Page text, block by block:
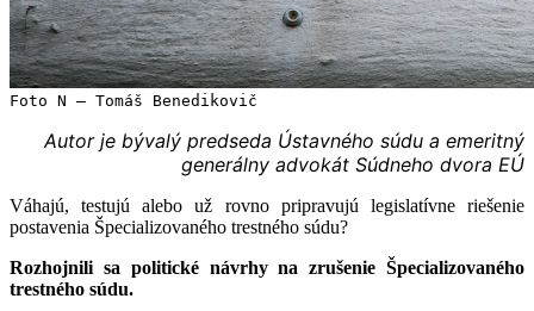
Foto N – Tomáš Benedikovič
Autor je bývalý predseda Ústavného súdu a emeritný
generálny advokát Súdneho dvora EÚ
Váhajú, testujú alebo už rovno pripravujú legislatívne riešenie
postavenia Špecializovaného trestného súdu?
Rozhojnili sa politické návrhy na zrušenie Špecializovaného
trestného súdu.